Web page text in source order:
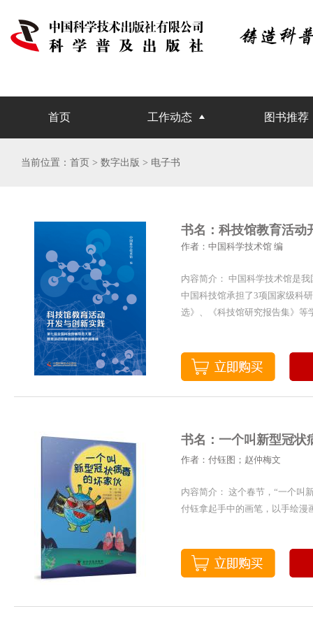
首页 工作动态 图书推荐
当前位置： 首页 > 数字出版 > 电子书
书名：科技馆教育活动
作者：中国科学技术馆 编
内容简介： 中国科学技术馆是
中国科技馆承担了3项国家级科
选》、《科技馆研究报告集》等
书名：一个叫新型冠状
作者：付钰图；赵仲梅文
内容简介： 这个春节，“一个叫
付钰拿起手中的画笔，以手绘漫